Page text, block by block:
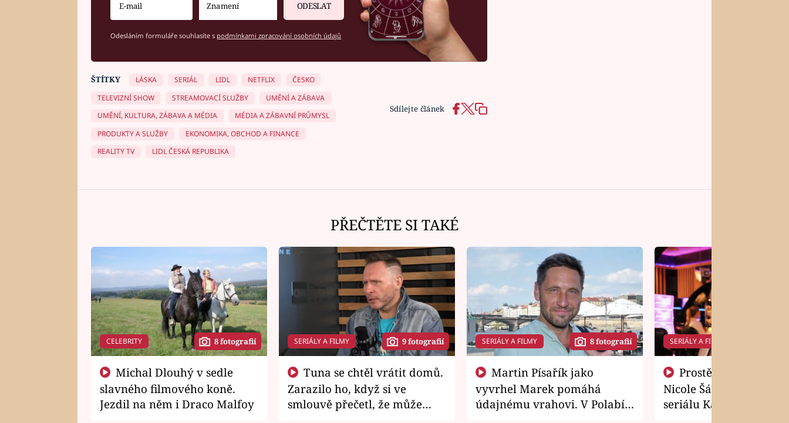
ODESLAT
Odesláním formuláře souhlasíte s podmínkami zpracování osobních údajů
Sdílejte článek
ŠTÍTKY LÁSKA SERIÁL LIDL NETFLIX
ČESKO
TELEVIZNÍ SHOW
STREAMOVACÍ SLUŽBY
UMĚNÍ A ZÁBAVA
UMĚNÍ, KULTURA, ZÁBAVA A MÉDIA
MÉDIA A ZÁBAVNÍ PRŮMYSL
PRODUKTY A SLUŽBY
EKONOMIKA, OBCHOD A FINANCE
REALITY TV
LIDL ČESKÁ REPUBLIKA
PŘEČTĚTE SI TAKÉ
CELEBRITY 8 fotografií
slavného filmového koně.
Jezdil na něm i Draco Malfoy
SERIÁLY A FILMY 9 fotografií
Zarazilo ho, když si ve
smlouvě přečetl, že může
SERIÁLY A FILMY 8 fotografií
vyvrhel Marek pomáhá
údajnému vrahovi. V Polabí
SERIÁLY A FILMY
Nicole Šáchová získala
seriálu Kamarádi